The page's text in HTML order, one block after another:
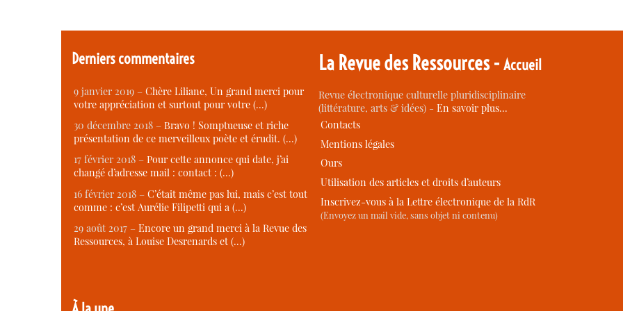
Derniers commentaires
9 janvier 2019 – Chère Liliane, Un grand merci pour
votre appréciation et surtout pour votre (…)
30 décembre 2018 – Bravo ! Somptueuse et riche
présentation de ce merveilleux poète et érudit. (…)
17 février 2018 – Pour cette annonce qui date, j’ai
changé d’adresse mail : contact : (…)
16 février 2018 – C’était même pas lui, mais c’est tout
comme : c’est Aurélie Filipetti qui a (…)
29 août 2017 – Encore un grand merci à la Revue des
Ressources, à Louise Desrenards et (…)
La Revue des Ressources -Accueil
Revue électronique culturelle pluridisciplinaire
(littérature, arts & idées) -En savoir plus…
Contacts
Mentions légales
Ours
Utilisation des articles et droits d’auteurs
Inscrivez-vous à la Lettre électronique de la RdR
(Envoyez un mail vide, sans objet ni contenu)